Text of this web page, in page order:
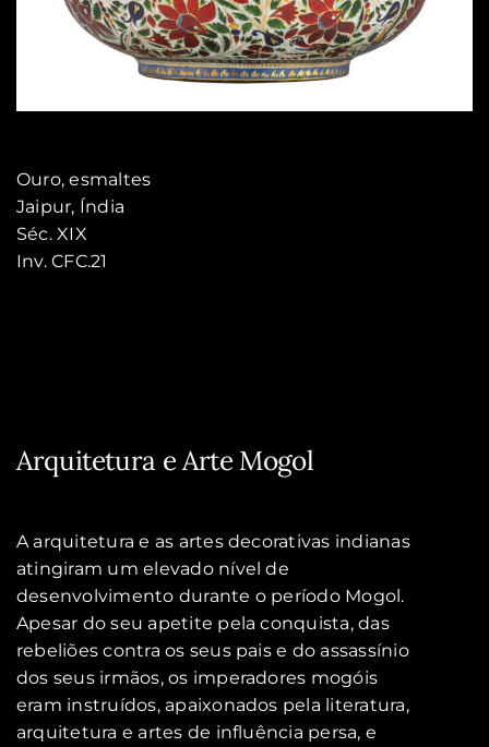
Ouro, esmaltes
Jaipur, Índia
Séc. XIX
Inv. CFC.21
Arquitetura e Arte Mogol
A arquitetura e as artes decorativas indianas
atingiram um elevado nível de
desenvolvimento durante o período Mogol.
Apesar do seu apetite pela conquista, das
rebeliões contra os seus pais e do assassínio
dos seus irmãos, os imperadores mogóis
eram instruídos, apaixonados pela literatura,
arquitetura e artes de influência persa, e